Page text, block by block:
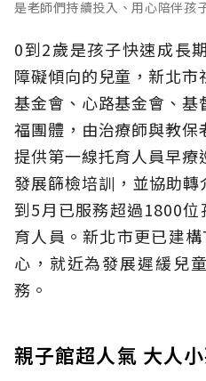
是老師們持續投入、用心陪伴孩
0到2歲是孩子快速成長
障礙傾向的兒童，新北
基金會、心路基金會、
福團體，由治療師與教保
提供第一線托育人員早
發展篩檢培訓，並協助
到5月已服務超過1800
育人員。新北市更已建
心，就近為發展遲緩兒
務。
親子館超人氣 大人